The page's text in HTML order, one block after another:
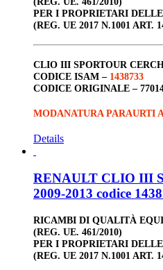
PER I PROPRIETARI
(REG. UE 2017 N.1001 ART.
CLIO III SPORTOUR
CODICE ISAM – 1438733
CODICE ORIGINALE –
MODANATURA PARAURTI
Details
RENAULT CLIO III
2009-2013 codice
RICAMBI DI QUALITÀ
(REG. UE. 461/2010)
PER I PROPRIETARI
(REG. UE 2017 N.1001 ART.